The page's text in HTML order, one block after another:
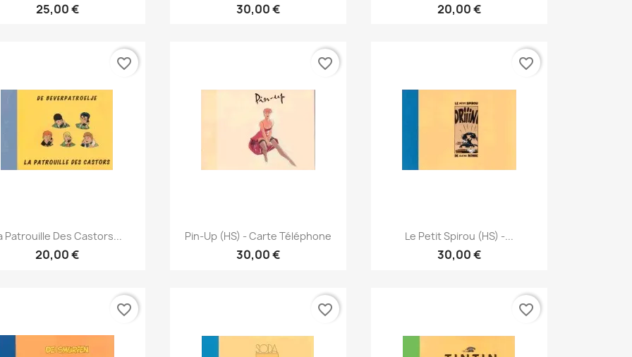
25,00 € 30,00 € 20,00 €
Γρήγορη προβολή
Patrouille Des Castors...
20,00 €
favorite_border
 Γρήγορη προβολή
Pin-Up (HS) - Carte Téléphone
30,00 €
favorite_border
Γρήγορη προβολή
Le Petit Spirou (HS) -...
30,00 €
favorite_border
favorite_border favorite_border favorite_border